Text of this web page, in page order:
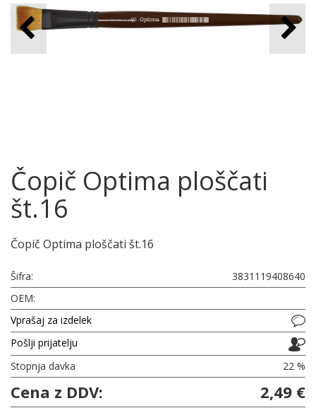
Čopič Optima ploščati
št.16
Čopič Optima ploščati št.16
Šifra:
3831119408640
OEM:
Vprašaj za izdelek
Pošlji prijatelju
Stopnja davka
22 %
Cena z DDV: 2,49 €